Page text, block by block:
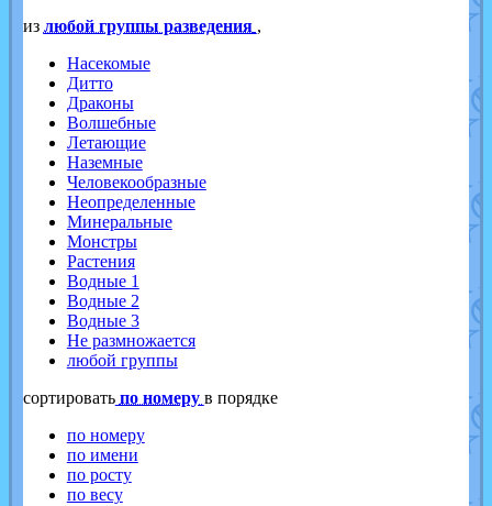
из любой группы разведения ,
Насекомые
Дитто
Драконы
Волшебные
Летающие
Наземные
Человекообразные
Неопределенные
Минеральные
Монстры
Растения
Водные 1
Водные 2
Водные 3
Не размножается
любой группы
cортировать по номеру в порядке
по номеру
по имени
по росту
по весу